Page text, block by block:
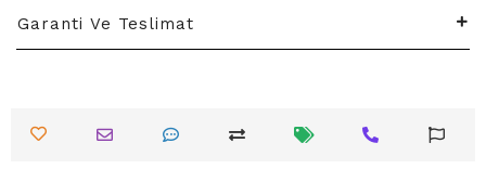
Garanti Ve Teslimat